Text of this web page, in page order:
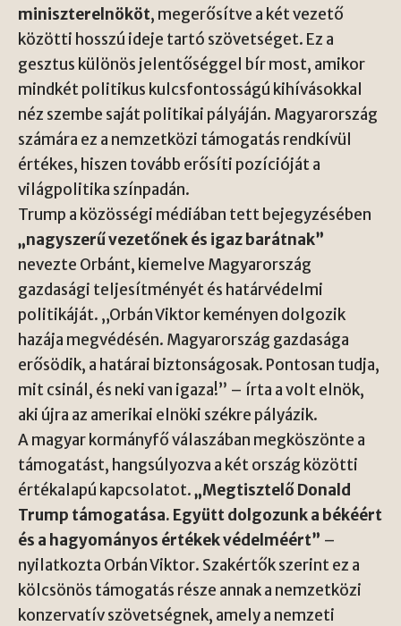
miniszterelnököt, megerősítve a két vezető
közötti hosszú ideje tartó szövetséget. Ez a
gesztus különös jelentőséggel bír most, amikor
mindkét politikus kulcsfontosságú kihívásokkal
néz szembe saját politikai pályáján. Magyarország
számára ez a nemzetközi támogatás rendkívül
értékes, hiszen tovább erősíti pozícióját a
világpolitika színpadán.
Trump a közösségi médiában tett bejegyzésében
„nagyszerű vezetőnek és igaz barátnak”
nevezte Orbánt, kiemelve Magyarország
gazdasági teljesítményét és határvédelmi
politikáját. „Orbán Viktor keményen dolgozik
hazája megvédésén. Magyarország gazdasága
erősödik, a határai biztonságosak. Pontosan tudja,
mit csinál, és neki van igaza!” – írta a volt elnök,
aki újra az amerikai elnöki székre pályázik.
A magyar kormányfő válaszában megköszönte a
támogatást, hangsúlyozva a két ország közötti
értékalapú kapcsolatot.„Megtisztelő Donald
Trump támogatása. Együtt dolgozunk a békéért
és a hagyományos értékek védelméért” –
nyilatkozta Orbán Viktor. Szakértők szerint ez a
kölcsönös támogatás része annak a nemzetközi
konzervatív szövetségnek, amely a nemzeti